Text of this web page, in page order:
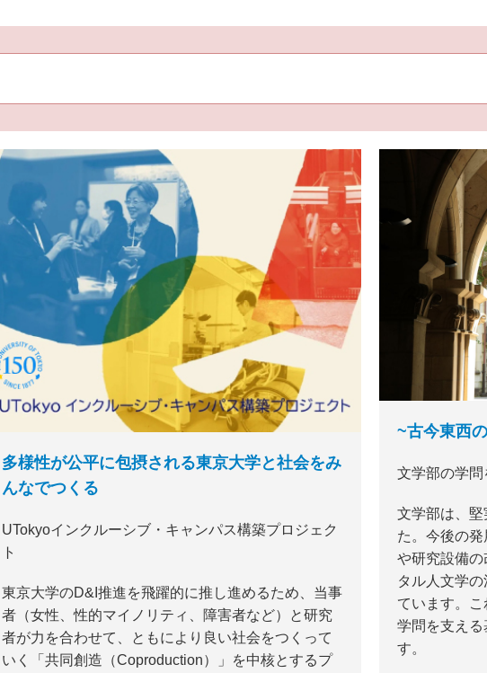
多様性が公平に包摂される東京大学と社会をみ
んなでつくる
UTokyoインクルーシブ・キャンパス構築プロジェク
ト
東京大学のD&I推進を飛躍的に推し進めるため、当事
者（女性、性的マイノリティ、障害者など）と研究
者が力を合わせて、ともにより良い社会をつくって
いく「共同創造（Coproduction）」を中核とするプ
~古今東西
文学部の学
文学部は、
た。今後の
や研究設備
タル人文学
ています。
学問を支える
す。